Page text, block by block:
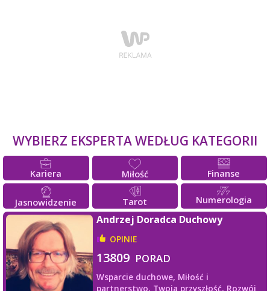
WYBIERZ EKSPERTA WEDŁUG KATEGORII
Kariera Miłość Finanse
Jasnowidzenie Tarot Numerologia
Andrzej Doradca Duchowy
OPINIE
13809 PORAD
Wsparcie duchowe, Miłość i
partnerstwo, Twoja przyszłość, Rozwój